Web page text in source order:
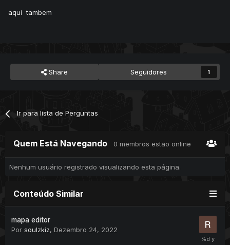
aqui tambem
Share Seguidores 1
Ir para lista de Perguntas
Quem Está Navegando 0 membros estão online
Nenhum usuário registrado visualizando esta página.
Conteúdo Similar
mapa editor
Por soulzkiz, Dezembro 24, 2022